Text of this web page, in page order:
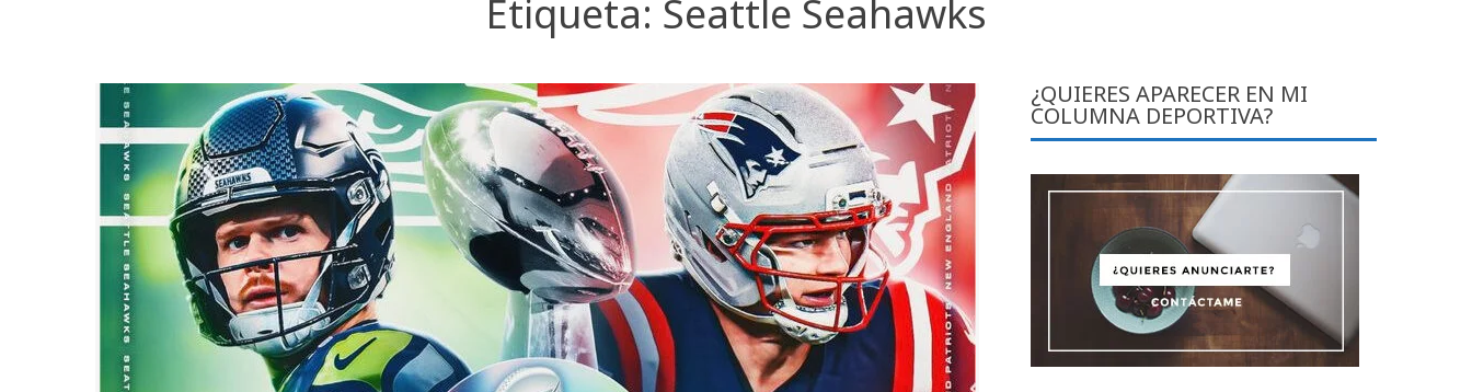
Etiqueta: Seattle Seahawks
¿QUIERES APARECER EN MI
COLUMNA DEPORTIVA?